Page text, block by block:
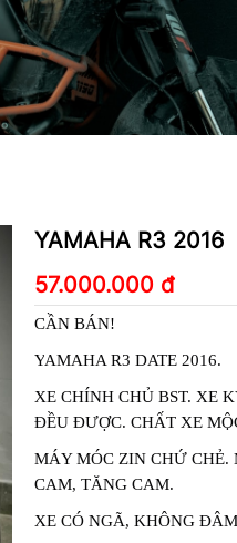
YAMAHA R3 2016
57.000.000 đ
CẦN BÁN!
YAMAHA R3 DATE 2016.
XE CHÍNH CHỦ BST. XE
ĐỀU ĐƯỢC. CHẤT XE
MÁY MÓC ZIN CHỨ CHẺ.
CAM, TĂNG CAM.
XE CÓ NGÃ, KHÔNG